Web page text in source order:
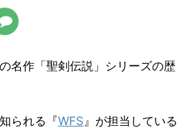
名作「聖剣伝説」シリーズの歴
られる『WFS』が担当している